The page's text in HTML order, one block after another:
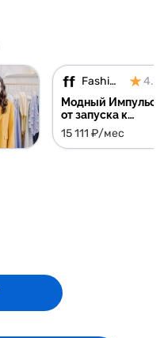
Fashion Factory 4.71
Модный Импульс:
от запуска к
успешным
продажам
15 111 ₽/мес